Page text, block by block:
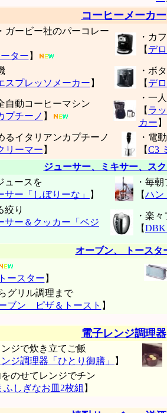
コーヒーメーカー
ガービー社のパーコレー
ター 】
・カ
【 デ
スプレッソメーカー 】
・ボ
【 デ
自動コーヒーマシン
プチーノ 】
・一
【 ラ
カー 】
るイタリアンカプチーノ
リーマー 】
・電
【C3
ジューサー、ミキサー、ス
ュースを
ー「しぼりーな」 】
・毎
【ハン
絞り
サー＆クッカー「ベジ
・楽
【DBK
オーブン、 トースタ
ースター 】
グリル調理まで
ブン ピザ＆トースト 】
電子レンジ調理器
ンジで炊き立てご飯
ジ調理器「ひとり御膳」 】
をのせてレンジでチン
ふしぎなお皿2枚組 】